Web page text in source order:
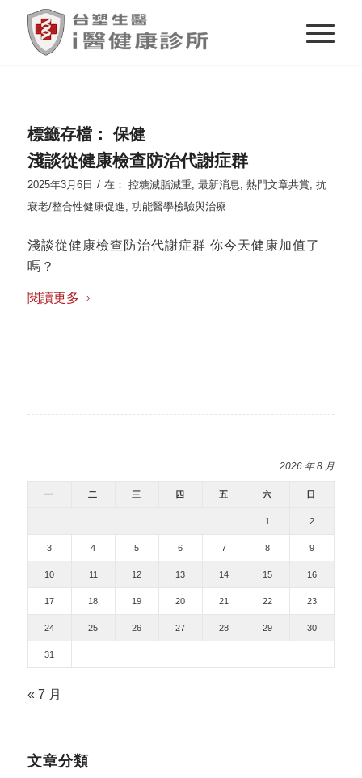
標籤存檔： 保健
淺談從健康檢查防治代謝症群
2025年3月6日 / 在： 控糖減脂減重, 最新消息, 熱門文章共賞, 抗
衰老/整合性健康促進, 功能醫學檢驗與治療
淺談從健康檢查防治代謝症群 你今天健康加值了
嗎？
閱讀更多
2026 年 8 月
一 二 三 四 五 六 日
1 2
3 4 5 6 7 8 9
10 11 12 13 14 15 16
17 18 19 20 21 22 23
24 25 26 27 28 29 30
31
« 7 月
文章分類